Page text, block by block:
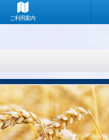
ご利用案内